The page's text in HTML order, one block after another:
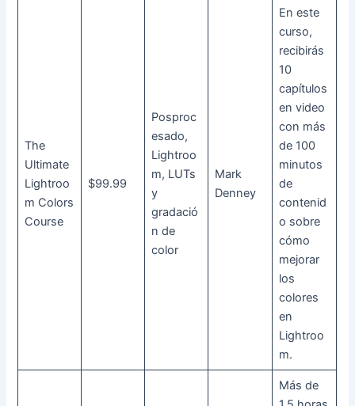
The
Ultimate
Lightroo
m Colors
Course
$99.99
Posproc
esado,
Lightroo
m, LUTs
y
gradació
n de
color
Mark
Denney
En este
curso,
recibirás
10
capítulos
en video
con más
de 100
minutos
de
contenid
o sobre
cómo
mejorar
los
colores
en
Lightroo
m.
Más de